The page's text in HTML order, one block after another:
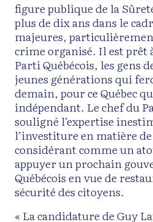
figure publique de la
plus de dix ans dans le
majeures,
crime organisé. Il est prêt
Parti Québécois, les gens
jeunes générations qui
demain, pour ce Québec
indépendant. Le chef du
souligné l’expertise
l’investiture en matière
considérant comme un
appuyer un prochain
Québécois en vue de
sécurité des citoyens.
« La candidature de Guy